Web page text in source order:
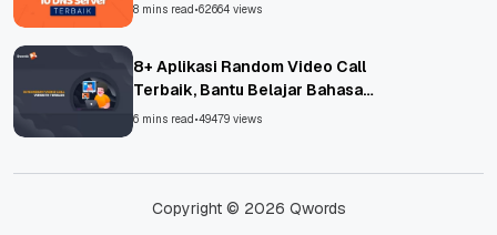
8 mins read•62664 views
8+ Aplikasi Random Video Call
Terbaik, Bantu Belajar Bahasa
Asing!
6 mins read•49479 views
Copyright © 2026 Qwords